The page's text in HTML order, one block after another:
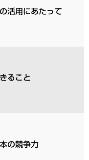
活用にあたって
ること
の競争力